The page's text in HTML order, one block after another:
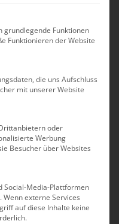
|
§ 53b SGB XI)
-17:00
Gruppen, für die
grundlegende Funktionen
Funktionieren der Website
die uns Aufschluss
mit unserer Website
oder
Werbung
Besucher über Websites
Social-Media-Plattformen
externe Services
auf diese Inhalte keine